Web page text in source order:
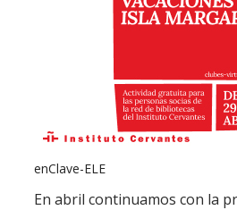
enClave-ELE
En abril continuamos con la